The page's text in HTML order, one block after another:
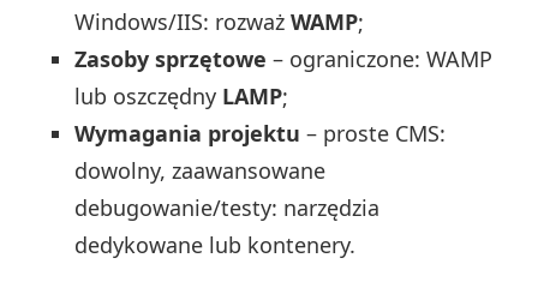
Windows/IIS: rozważWAMP;
Zasoby sprzętowe – ograniczone: WAMP
lub oszczędny LAMP;
Wymagania projektu – proste CMS:
dowolny, zaawansowane
debugowanie/testy: narzędzia
dedykowane lub kontenery.